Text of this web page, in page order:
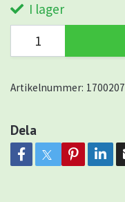
I lager
Artikelnummer: 1700207
Dela